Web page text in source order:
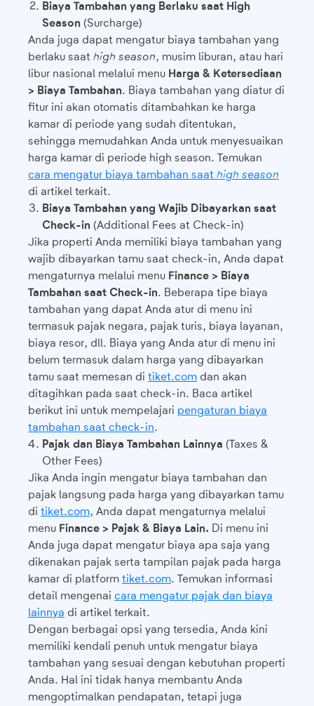
Biaya Tambahan yang Berlaku saat High
Season (Surcharge)
Anda juga dapat mengatur biaya tambahan yang
berlaku saat high season, musim liburan, atau hari
libur nasional melalui menu Harga & Ketersediaan
> Biaya Tambahan. Biaya tambahan yang diatur di
fitur ini akan otomatis ditambahkan ke harga
kamar di periode yang sudah ditentukan,
sehingga memudahkan Anda untuk menyesuaikan
harga kamar di periode high season. Temukan
cara mengatur biaya tambahan saat high season
di artikel terkait.
Biaya Tambahan yang Wajib Dibayarkan saat
Check-in (Additional Fees at Check-in)
Jika properti Anda memiliki biaya tambahan yang
wajib dibayarkan tamu saat check-in, Anda dapat
mengaturnya melalui menu Finance > Biaya
Tambahan saat Check-in. Beberapa tipe biaya
tambahan yang dapat Anda atur di menu ini
termasuk pajak negara, pajak turis, biaya layanan,
biaya resor, dll. Biaya yang Anda atur di menu ini
belum termasuk dalam harga yang dibayarkan
tamu saat memesan di tiket.com dan akan
ditagihkan pada saat check-in. Baca artikel
berikut ini untuk mempelajari pengaturan biaya
tambahan saat check-in.
Pajak dan Biaya Tambahan Lainnya (Taxes &
Other Fees)
Jika Anda ingin mengatur biaya tambahan dan
pajak langsung pada harga yang dibayarkan tamu
di tiket.com, Anda dapat mengaturnya melalui
menu Finance > Pajak & Biaya Lain. Di menu ini
Anda juga dapat mengatur biaya apa saja yang
dikenakan pajak serta tampilan pajak pada harga
kamar di platform tiket.com. Temukan informasi
detail mengenai cara mengatur pajak dan biaya
lainnya di artikel terkait.
Dengan berbagai opsi yang tersedia, Anda kini
memiliki kendali penuh untuk mengatur biaya
tambahan yang sesuai dengan kebutuhan properti
Anda. Hal ini tidak hanya membantu Anda
mengoptimalkan pendapatan, tetapi juga